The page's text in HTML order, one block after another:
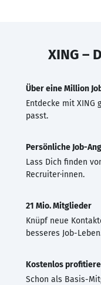
XING –
Über eine Million
Entdecke mit XING
passt.
Persönliche Job-
Lass Dich finden
Recruiter·innen.
21 Mio. Mitglieder
Knüpf neue
besseres Job-
Kostenlos
Schon als Basis-